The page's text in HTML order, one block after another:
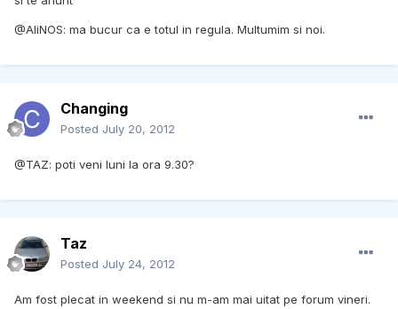
@AliNOS: ma bucur ca e totul in regula. Multumim si noi.
Changing
Posted July 20, 2012
@TAZ: poti veni luni la ora 9.30?
Taz
Posted July 24, 2012
Am fost plecat in weekend si nu m-am mai uitat pe forum vineri.